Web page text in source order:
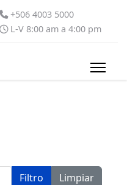
+506 4003 5000
L-V 8:00 am a 4:00 pm
Filtro Limpiar